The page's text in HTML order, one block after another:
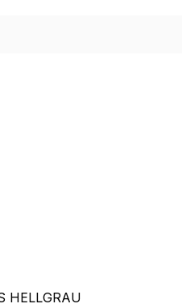
HELLGRAU